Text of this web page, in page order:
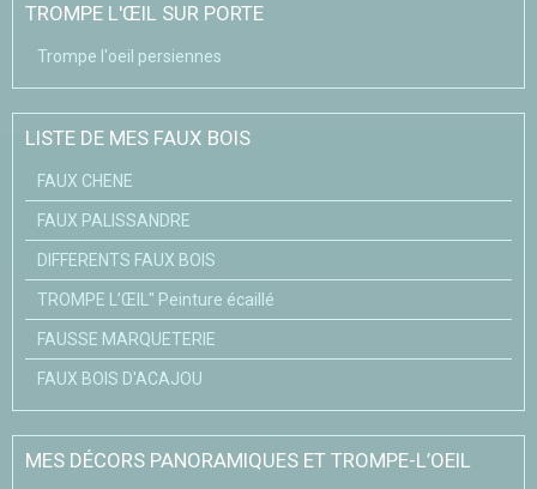
TROMPE L'ŒIL SUR PORTE
Trompe l'oeil persiennes
LISTE DE MES FAUX BOIS
FAUX CHENE
FAUX PALISSANDRE
DIFFERENTS FAUX BOIS
TROMPE L’ŒIL" Peinture écaillé
FAUSSE MARQUETERIE
FAUX BOIS D'ACAJOU
MES DÉCORS PANORAMIQUES ET TROMPE-L’OEIL